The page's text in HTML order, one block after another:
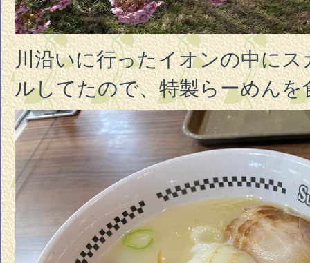
川沿いに行ったイオンの中に
ルしてたので、特製らーめんを